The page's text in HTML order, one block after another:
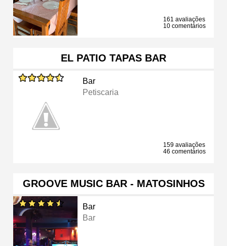
161 avaliações
10 comentários
EL PATIO TAPAS BAR
Bar
Petiscaria
159 avaliações
46 comentários
GROOVE MUSIC BAR - MATOSINHOS
Bar
Bar